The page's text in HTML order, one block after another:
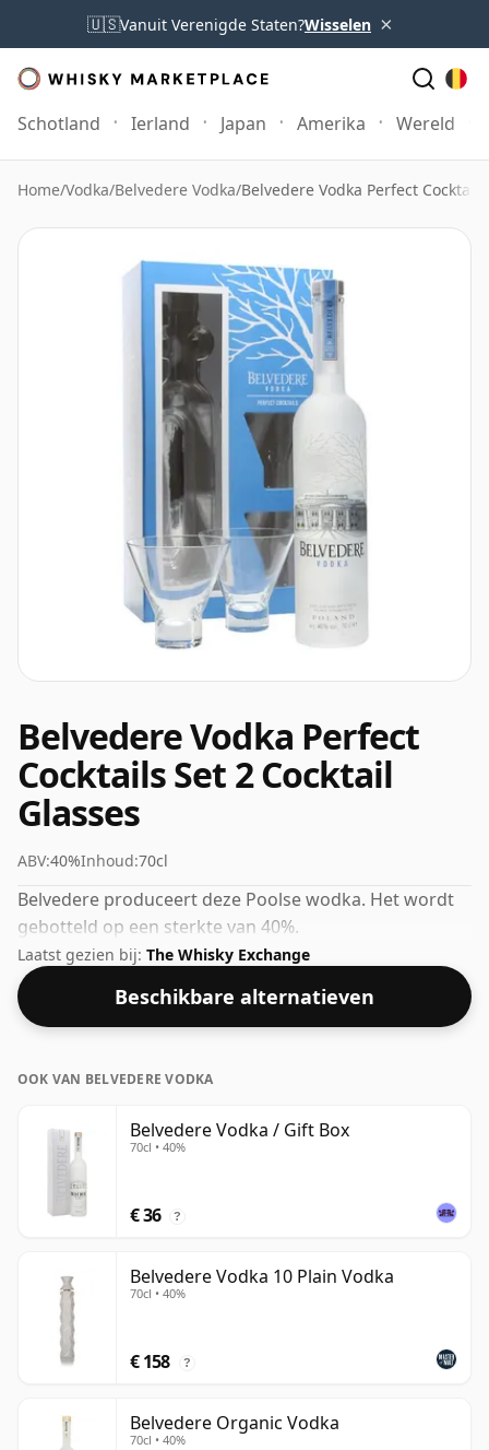
🇺🇸Vanuit Verenigde Staten?Wisselen ×
Schotland Ierland Japan Amerika Wereld
Home/Vodka/Belvedere Vodka/Belvedere Vodka Perfect
Belvedere Vodka Perfect
Cocktails Set 2 Cocktail
Glasses
ABV:40%Inhoud:70cl
Belvedere produceert deze Poolse wodka. Het wordt
gebotteld op een sterkte van 40%.
Laatst gezien bij: The Whisky Exchange
Beschikbare alternatieven
OOK VAN BELVEDERE VODKA
Belvedere Vodka / Gift Box
70cl • 40%
€ 36 ?
Belvedere Vodka 10 Plain Vodka
70cl • 40%
€ 158 ?
Belvedere Organic Vodka
70cl • 40%